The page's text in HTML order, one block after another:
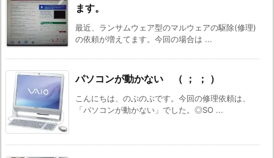
ます。
最近、ランサムウェア型のマルウェアの駆除(修理)
の依頼が増えてます。今回の場合は ...
パソコンが動かない （ ； ； ）
こんにちは、のぶのぶです。今回の修理依頼は、
「パソコンが動かない」でした。◎SO ...